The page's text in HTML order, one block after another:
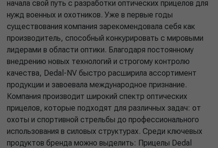
начала свой путь с разработки оптических прицелов для
нужд военных и охотников. Уже в первые годы
существования компания зарекомендовала себя как
производитель, способный конкурировать с мировыми
лидерами в области оптики. Благодаря постоянному
внедрению новых технологий и строгому контролю
качества, Dedal-NV быстро расширила ассортимент
продукции и завоевала международное признание.
Компания производит широкий спектр оптических
прицелов, которые подходят для различных задач: от
охоты и спортивной стрельбы до профессионального
использования в силовых структурах. Среди ключевых
продуктов бренда можно выделить: Прицелы Dedal